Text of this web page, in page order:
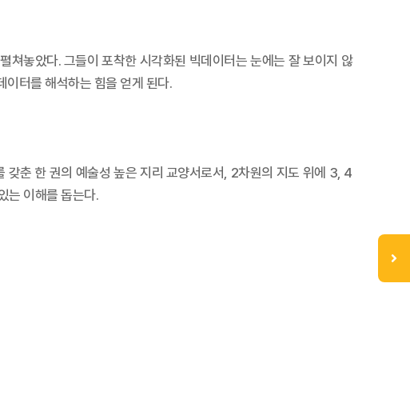
쳐놓았다. 그들이 포착한 시각화된 빅데이터는 눈에는 잘 보이지 않
이터를 해석하는 힘을 얻게 된다.
춘 한 권의 예술성 높은 지리 교양서로서, 2차원의 지도 위에 3, 4
는 이해를 돕는다.